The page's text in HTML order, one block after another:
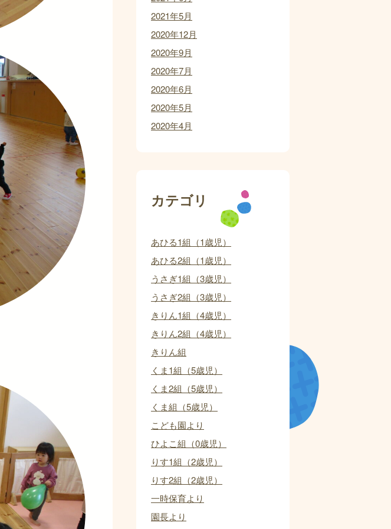
2021年5月
2020年12月
2020年9月
2020年7月
2020年6月
2020年5月
2020年4月
カテゴリ
あひる1組（1歳児）
あひる2組（1歳児）
うさぎ1組（3歳児）
うさぎ2組（3歳児）
きりん1組（4歳児）
きりん2組（4歳児）
きりん組
くま1組（5歳児）
くま2組（5歳児）
くま組（5歳児）
こども園より
ひよこ組（0歳児）
りす1組（2歳児）
りす2組（2歳児）
一時保育より
園長より